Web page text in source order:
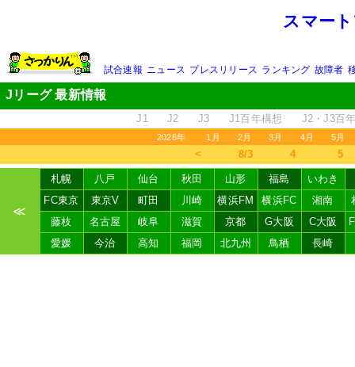
スマー
試合速報 ニュース プレスリリース ランキング 故障者
Jリーグ 最新情報
J1 J2 J3 J1百年構想 J2・J3百
2026年 1月 2月 3月 4月 5月
＜ 8/3 4 5
≪
札幌 八戸 仙台 秋田 山形 福島
いわき
FC東京
東京V 町田 川崎 横浜FM 横浜FC 湘南
藤枝
名古屋 岐阜 滋賀 京都 G大阪 C大阪
愛媛
今治 高知 福岡 北九州 鳥栖 長崎